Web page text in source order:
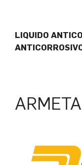
LIQUIDO